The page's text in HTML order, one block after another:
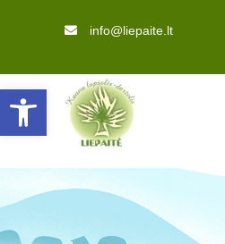
Open toolbar
info@liepaite.lt